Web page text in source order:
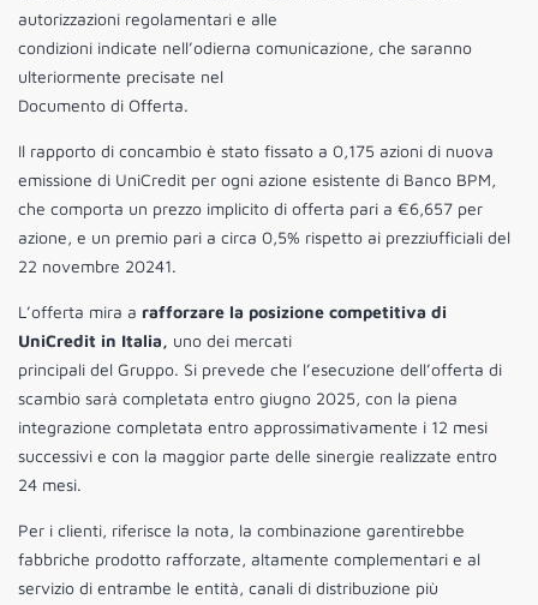
autorizzazioni regolamentari e alle
condizioni indicate nell’odierna comunicazione, che saranno
ulteriormente precisate nel
Documento di Offerta.
Il rapporto di concambio è stato fissato a 0,175 azioni di nuova
emissione di UniCredit per ogni azione esistente di Banco BPM,
che comporta un prezzo implicito di offerta pari a €6,657 per
azione, e un premio pari a circa 0,5% rispetto ai prezziufficiali del
22 novembre 20241.
L’offerta mira a rafforzare la posizione competitiva di
UniCredit in Italia, uno dei mercati
principali del Gruppo. Si prevede che l’esecuzione dell’offerta di
scambio sarà completata entro giugno 2025, con la piena
integrazione completata entro approssimativamente i 12 mesi
successivi e con la maggior parte delle sinergie realizzate entro
24 mesi.
Per i clienti, riferisce la nota, la combinazione garentirebbe
fabbriche prodotto rafforzate, altamente complementari e al
servizio di entrambe le entità, canali di distribuzione più